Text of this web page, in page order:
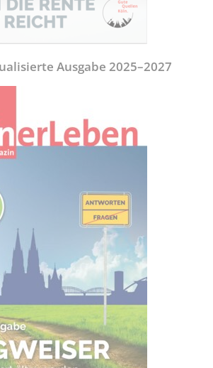
Ausgabe 2025–2027